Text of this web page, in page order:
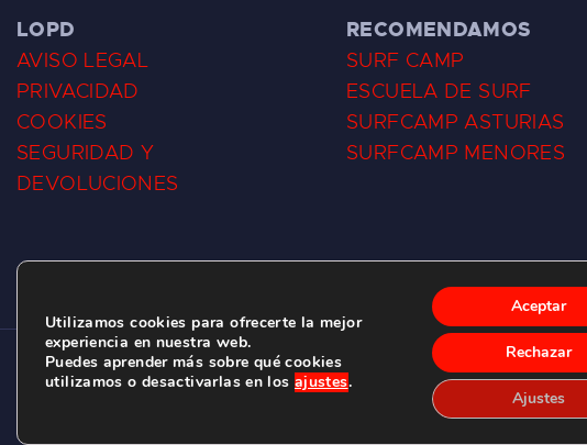
LOPD
AVISO LEGAL
PRIVACIDAD
COOKIES
SEGURIDAD Y
DEVOLUCIONES
RECOMENDAMOS
SURF CAMP
ESCUELA DE SURF
SURFCAMP ASTURIAS
SURFCAMP MENORES
CLUB DE SURF LAS DUNAS ©2026.
C/ BERNARDO ÁLVAREZ GALAN 1, SALINAS (ASTURIAS)
Utilizamos cookies para ofrecerte la mejor
experiencia en nuestra web.
Puedes aprender más sobre qué cookies
utilizamos o desactivarlas en los ajustes.
Aceptar
Rechazar
Ajustes